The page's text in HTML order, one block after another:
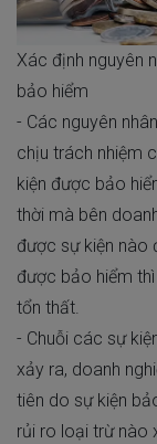
Xác định nguyên
bảo hiểm
- Các nguyên
chịu trách nhiệm
kiện được bảo
thời mà bên
được sự kiện nào
được bảo hiểm
tổn thất.
- Chuỗi các sự
xảy ra, doanh
tiên do sự kiện
rủi ro loại trừ nào